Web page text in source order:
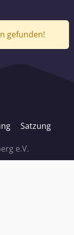
gefunden!
Satzung
e.V.